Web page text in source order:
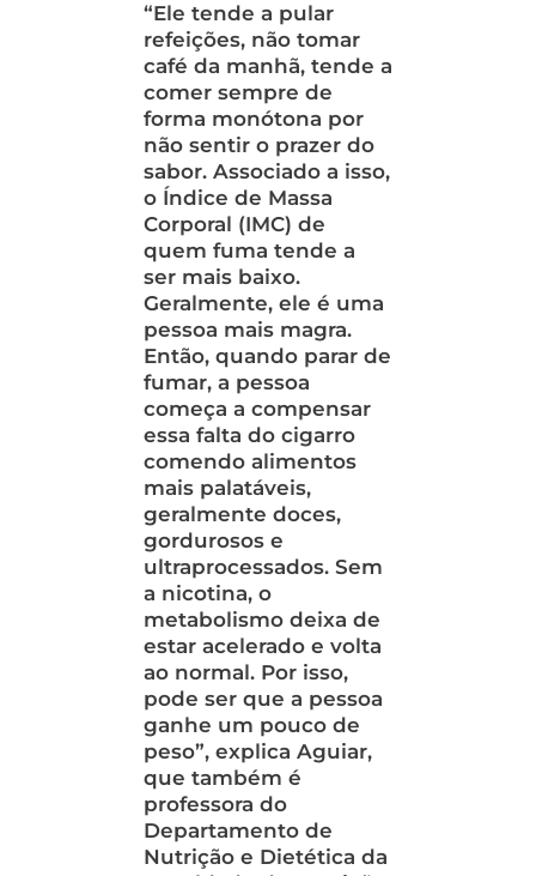
“Ele tende a pular
refeições, não tomar
café da manhã, tende a
comer sempre de
forma monótona por
não sentir o prazer do
sabor. Associado a isso,
o Índice de Massa
Corporal (IMC) de
quem fuma tende a
ser mais baixo.
Geralmente, ele é uma
pessoa mais magra.
Então, quando parar de
fumar, a pessoa
começa a compensar
essa falta do cigarro
comendo alimentos
mais palatáveis,
geralmente doces,
gordurosos e
ultraprocessados. Sem
a nicotina, o
metabolismo deixa de
estar acelerado e volta
ao normal. Por isso,
pode ser que a pessoa
ganhe um pouco de
peso”, explica Aguiar,
que também é
professora do
Departamento de
Nutrição e Dietética da